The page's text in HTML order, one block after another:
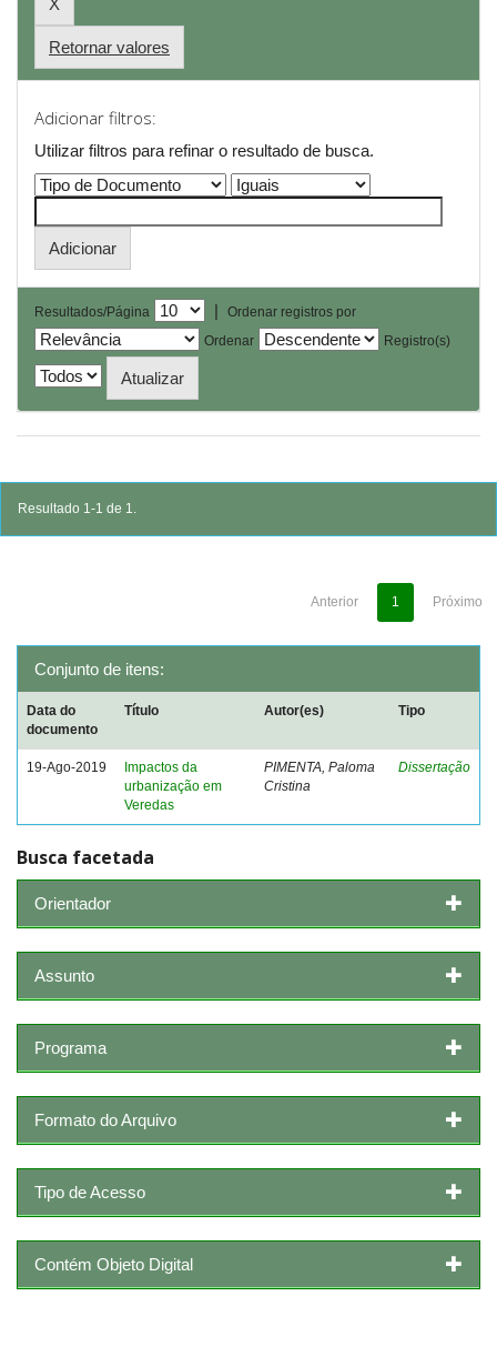
Retornar valores
Adicionar filtros:
Utilizar filtros para refinar o resultado de busca.
Resultados/Página |
Ordenar registros por
Ordenar
Registro(s)
Resultado 1-1 de 1.
Anterior 1 Próximo
Conjunto de itens:
Data do
documento
Título Autor(es) Tipo
19-Ago-2019
Impactos da
urbanização em
Veredas
PIMENTA, Paloma
Cristina
Dissertação
Busca facetada
Orientador
Assunto
Programa
Formato do Arquivo
Tipo de Acesso
Contém Objeto Digital